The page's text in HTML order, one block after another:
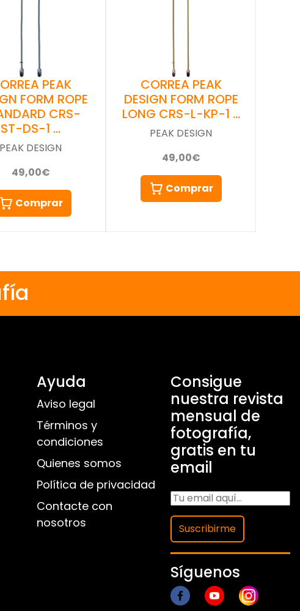
PEAK
FORM ROPE
CRS-
ST-DS-1 …
PEAK DESIGN
49,00€
Comprar
CORREA PEAK
DESIGN FORM ROPE
LONG CRS-L-KP-1 …
PEAK DESIGN
49,00€
Comprar
Ayuda
Aviso legal
Términos y
condiciones
Quienes somos
Política de privacidad
Contacte con
nosotros
Consigue
nuestra revista
mensual de
fotografía,
gratis en tu
email
Suscribirme
Síguenos